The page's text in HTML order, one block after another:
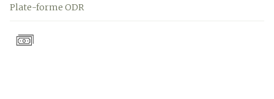
Plate-forme ODR